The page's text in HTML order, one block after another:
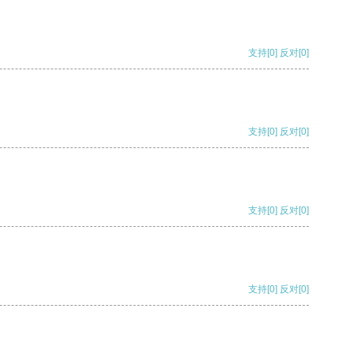
支持[0] 反对[0]
支持[0] 反对[0]
支持[0] 反对[0]
支持[0] 反对[0]